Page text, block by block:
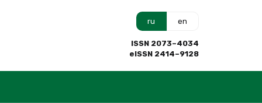
ru en
ISSN 2073–4034
eISSN 2414–9128